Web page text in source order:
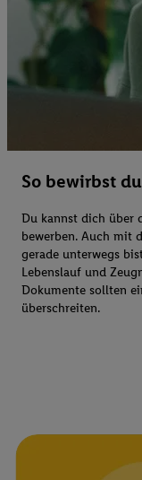
So bewirbst
Du kannst dich über
bewerben. Auch mit
gerade unterwegs
Lebenslauf und
Dokumente sollten
überschreiten.